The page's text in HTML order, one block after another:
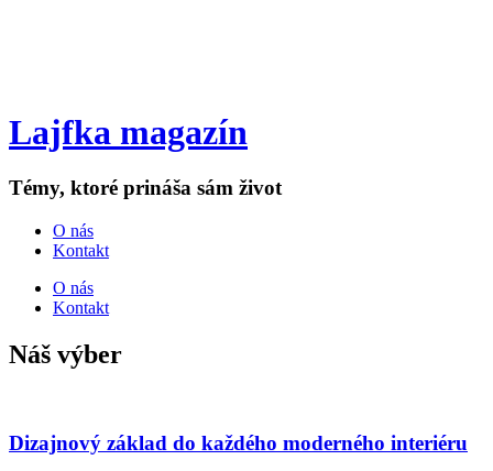
Lajfka magazín
Témy, ktoré prináša sám život
O nás
Kontakt
O nás
Kontakt
Náš výber
Dizajnový základ do každého moderného interiéru